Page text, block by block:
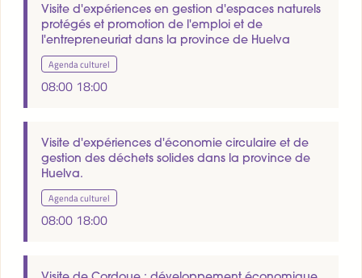
Visite d'expériences en gestion d'espaces naturels
protégés et promotion de l'emploi et de
l'entrepreneuriat dans la province de Huelva
Agenda culturel
08:00 18:00
Visite d'expériences d'économie circulaire et de
gestion des déchets solides dans la province de
Huelva.
Agenda culturel
08:00 18:00